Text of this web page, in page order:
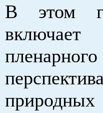
В этом
природных